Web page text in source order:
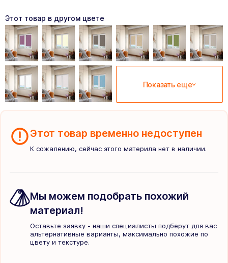
Этот товар в другом цвете
Показать еще
Этот товар временно недоступен
К сожалению, сейчас этого материла нет в наличии.
Мы можем подобрать похожий
материал!
Оставьте заявку - наши специалисты подберут для вас
альтернативные варианты, максимально похожие по
цвету и текстуре.